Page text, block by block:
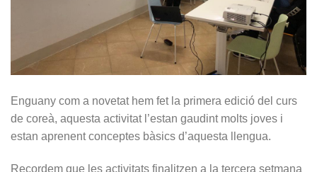
Enguany com a novetat hem fet la primera edició del curs
de coreà, aquesta activitat l’estan gaudint molts joves i
estan aprenent conceptes bàsics d’aquesta llengua.
Recordem que les activitats finalitzen a la tercera setmana